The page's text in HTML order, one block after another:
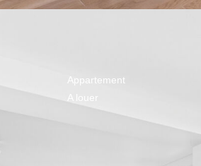
Appartement
A louer